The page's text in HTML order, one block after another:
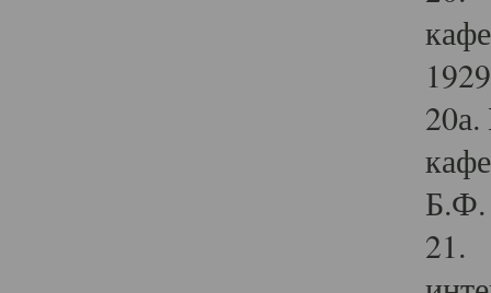
Б.Ф.
21.